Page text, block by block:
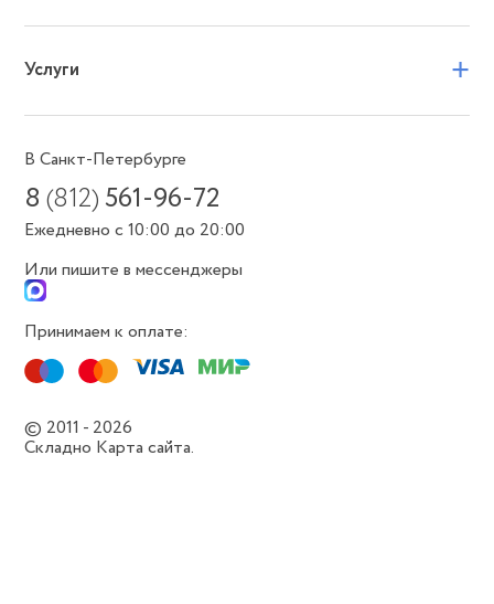
Услуги +
В Санкт-Петербурге
8(812) 561-96-72
Ежедневно с 10:00 до 20:00
Или пишите в мессенджеры
Принимаем к оплате:
© 2011 - 2026
Складно Карта сайта.